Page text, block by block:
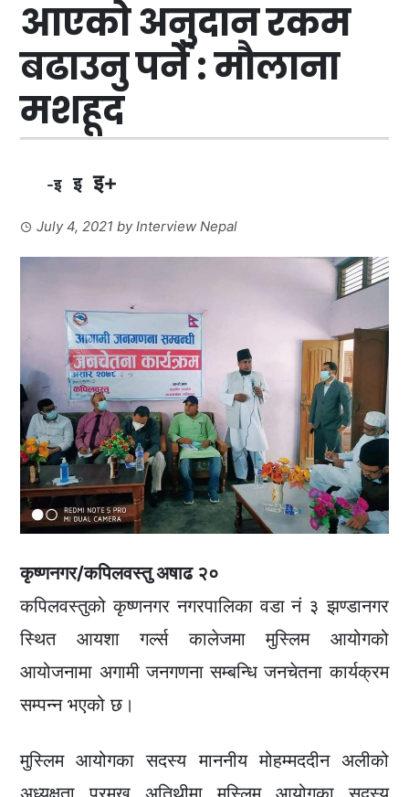
आएको अनुदान रकम
बढाउनु पर्ने : मौलाना
मशहूद
-इ इ इ+
July 4, 2021 byInterview Nepal
कृष्णनगर/कपिलवस्तु अषाढ २०
कपिलवस्तुको कृष्णनगर नगरपालिका वडा नं ३ झण्डानगर
स्थित आयशा गर्ल्स कालेजमा मुस्लिम आयोगको
आयोजनामा अगामी जनगणना सम्बन्धि जनचेतना कार्यक्रम
सम्पन्न भएको छ।
मुस्लिम आयोगका सदस्य माननीय मोहम्मददीन अलीको